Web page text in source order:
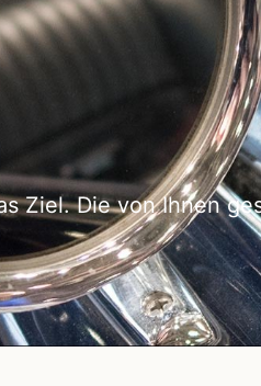
Ziel. Die von Ihnen